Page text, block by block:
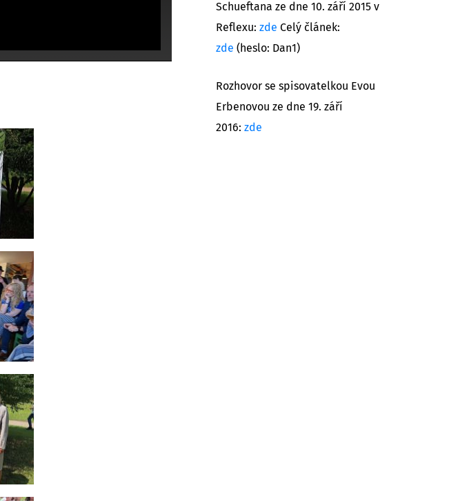
Schueftana ze dne 10. září 2015 v
Reflexu: zde Celý článek:
zde (heslo: Dan1)
Rozhovor se spisovatelkou Evou
Erbenovou ze dne 19. září
2016: zde